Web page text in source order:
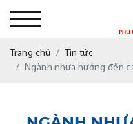
Trang chủ
Tin tức
Ngành nhựa hướng đến